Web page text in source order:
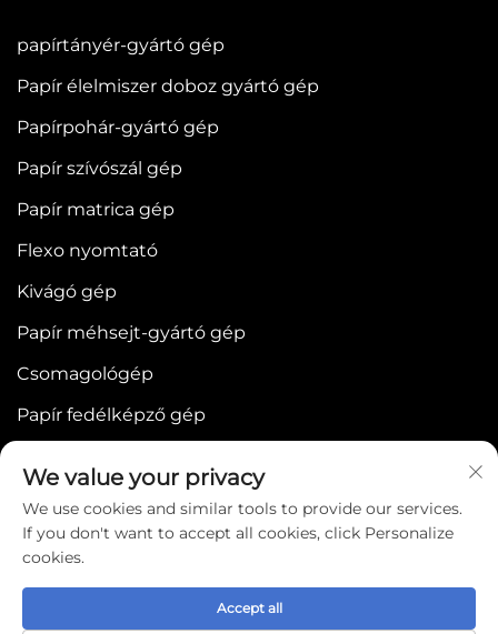
papírtányér-gyártó gép
Papír élelmiszer doboz gyártó gép
Papírpohár-gyártó gép
Papír szívószál gép
Papír matrica gép
Flexo nyomtató
Kivágó gép
Papír méhsejt-gyártó gép
Csomagológép
Papír fedélképző gép
MACHINERY CO.,LTD -
Adatvédelmi szabályzat
We value your privacy
We use cookies and similar tools to provide our services.
If you don't want to accept all cookies, click Personalize
cookies.
Accept all